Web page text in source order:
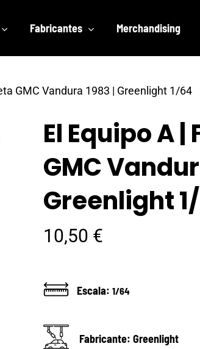
Fabricantes Merchandising
GMC Vandura 1983 | Greenlight 1/64
El Equipo A
GMC
Greenlight
10,50 €
Escala: 1/64
Fabricante: Greenlight